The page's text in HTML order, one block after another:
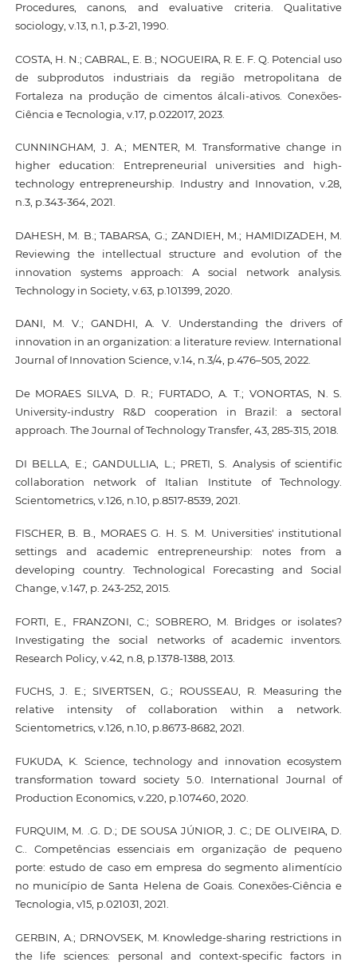
Procedures, canons, and evaluative criteria. Qualitative
sociology, v.13, n.1, p.3-21, 1990.
COSTA, H. N.; CABRAL, E. B.; NOGUEIRA, R. E. F. Q. Potencial uso
de subprodutos industriais da região metropolitana de
Fortaleza na produção de cimentos álcali-ativos. Conexões-
Ciência e Tecnologia, v.17, p.022017, 2023.
CUNNINGHAM, J. A.; MENTER, M. Transformative change in
higher education: Entrepreneurial universities and high-
technology entrepreneurship. Industry and Innovation, v.28,
n.3, p.343-364, 2021.
DAHESH, M. B.; TABARSA, G.; ZANDIEH, M.; HAMIDIZADEH, M.
Reviewing the intellectual structure and evolution of the
innovation systems approach: A social network analysis.
Technology in Society, v.63, p.101399, 2020.
DANI, M. V.; GANDHI, A. V. Understanding the drivers of
innovation in an organization: a literature review. International
Journal of Innovation Science, v.14, n.3/4, p.476–505, 2022.
De MORAES SILVA, D. R.; FURTADO, A. T.; VONORTAS, N. S.
University-industry R&D cooperation in Brazil: a sectoral
approach. The Journal of Technology Transfer, 43, 285-315, 2018.
DI BELLA, E.; GANDULLIA, L.; PRETI, S. Analysis of scientific
collaboration network of Italian Institute of Technology.
Scientometrics, v.126, n.10, p.8517-8539, 2021.
FISCHER, B. B., MORAES G. H. S. M. Universities' institutional
settings and academic entrepreneurship: notes from a
developing country. Technological Forecasting and Social
Change, v.147, p. 243-252, 2015.
FORTI, E., FRANZONI, C.; SOBRERO, M. Bridges or isolates?
Investigating the social networks of academic inventors.
Research Policy, v.42, n.8, p.1378-1388, 2013.
FUCHS, J. E.; SIVERTSEN, G.; ROUSSEAU, R. Measuring the
relative intensity of collaboration within a network.
Scientometrics, v.126, n.10, p.8673-8682, 2021.
FUKUDA, K. Science, technology and innovation ecosystem
transformation toward society 5.0. International Journal of
Production Economics, v.220, p.107460, 2020.
FURQUIM, M. .G. D.; DE SOUSA JÚNIOR, J. C.; DE OLIVEIRA, D.
C.. Competências essenciais em organização de pequeno
porte: estudo de caso em empresa do segmento alimentício
no município de Santa Helena de Goais. Conexões-Ciência e
Tecnologia, v15, p.021031, 2021.
GERBIN, A.; DRNOVSEK, M. Knowledge-sharing restrictions in
the life sciences: personal and context-specific factors in